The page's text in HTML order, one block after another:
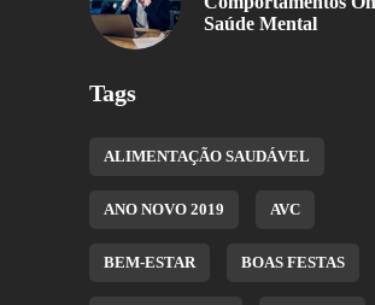
Saúde Mental
Tags
ALIMENTAÇÃO SAUDÁVEL
ANO NOVO 2019 AVC
BEM-ESTAR BOAS FESTAS